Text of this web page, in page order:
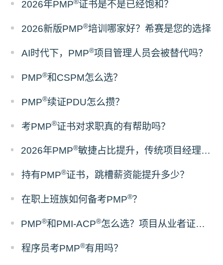
2026年PMP 证书是不是已经饱和？
2026新版PMP®培训哪家好？希赛是您的选择
AI时代下，PMP®项目管理人员会被替代吗？
PMP®和CSPM怎么选？
PMP®续证PDU怎么攒？
考PMP®证书对求职真的有帮助吗？
2026年PMP®敏捷占比提升，传统项目经理该如何备考？
持有PMP®证书，跳槽薪资能提升多少？
在职上班族如何备考PMP®？
PMP®和PMI-ACP®怎么选？项目从业者证书报考建议
程序员考PMP®有用吗？